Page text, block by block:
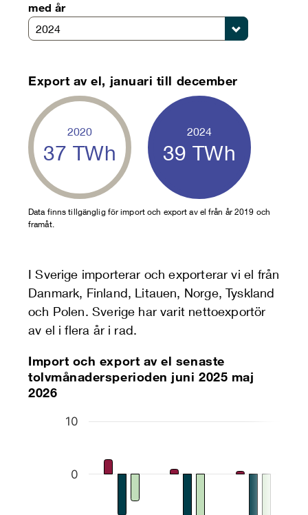
med år
2024
Export av el, januari till december
2020
37 TWh
2024
39 TWh
Data finns tillgänglig för import och export av el från år 2019 och
framåt.
I Sverige importerar och exporterar vi el från
Danmark, Finland, Litauen, Norge, Tyskland
och Polen. Sverige har varit nettoexportör
av el i flera år i rad.
Import och export av el senaste
tolvmånadersperioden juni 2025 maj
2026
The chart has 1 X axis displaying categories.
The chart has 1 Y axis displaying TWh. Data
0
10